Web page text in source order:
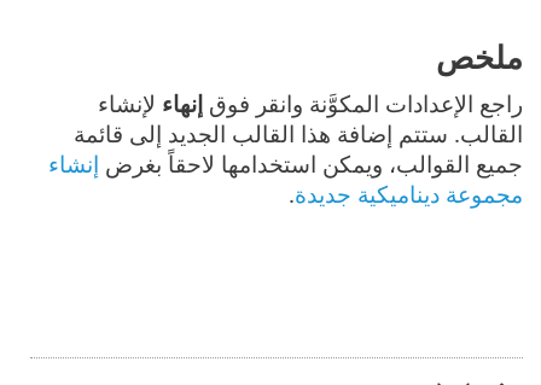
ملخص
راجع الإعدادات المكوَّنة وانقر فوق إنهاء لإنشاء
القالب. ستتم إضافة هذا القالب الجديد إلى قائمة
جميع القوالب، ويمكن استخدامها لاحقاً بغرض إنشاء
مجموعة ديناميكية جديدة.